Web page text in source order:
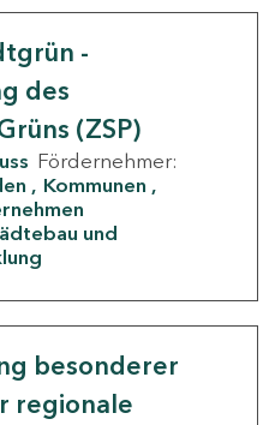
-
des
(ZSP)
Fördernehmer:
Kommunen
und
besonderer
regionale